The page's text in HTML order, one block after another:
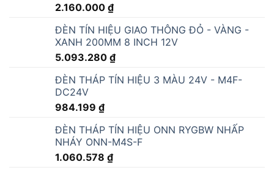
2.160.000 ₫
ĐÈN TÍN HIỆU GIAO THÔNG ĐỎ - VÀNG -
XANH 200MM 8 INCH 12V
5.093.280 ₫
ĐÈN THÁP TÍN HIỆU 3 MÀU 24V - M4F-
DC24V
984.199 ₫
ĐÈN THÁP TÍN HIỆU ONN RYGBW NHẤP
NHÁY ONN-M4S-F
1.060.578 ₫